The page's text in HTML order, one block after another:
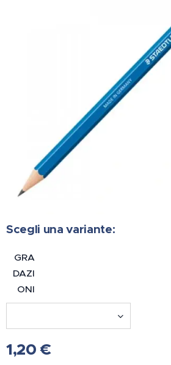
Scegli una variante:
GRA
DAZI
ONI
1,20 €